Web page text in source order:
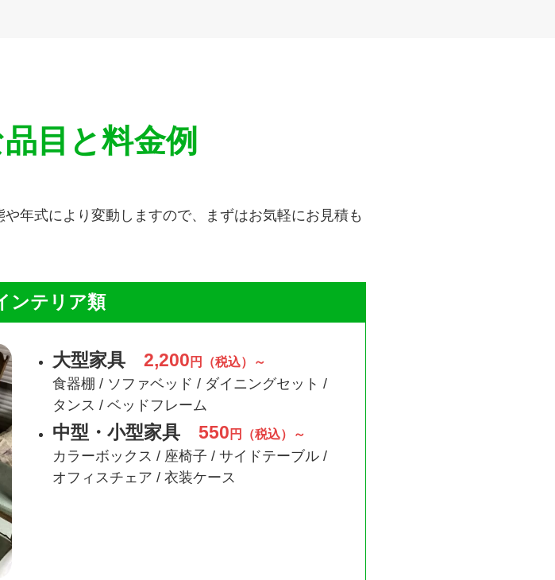
目と料金例
年式により変動しますので、まずはお気軽にお見積も
ンテリア類
大型家具 2,200 円（税込）～
食器棚 / ソファベッド / ダイニングセット /
タンス / ベッドフレーム
中型・小型家具 550 円（税込）～
カラーボックス / 座椅子 / サイドテーブル /
オフィスチェア / 衣装ケース